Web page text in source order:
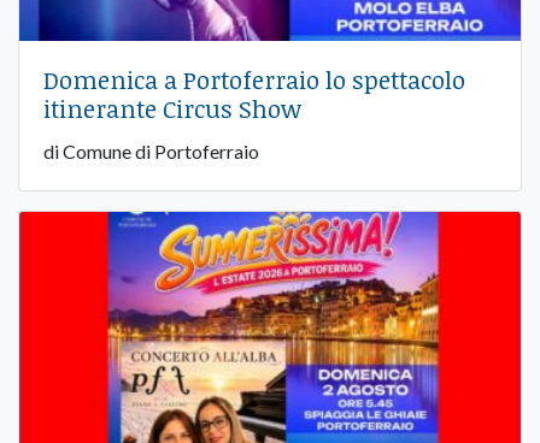
Domenica a Portoferraio lo spettacolo
itinerante Circus Show
di Comune di Portoferraio